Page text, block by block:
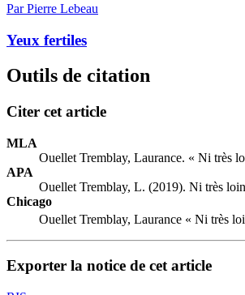
Par Pierre Lebeau
Yeux fertiles
Outils de citation
Citer cet article
MLA
Ouellet Tremblay, Laurance. « Ni très
APA
Ouellet Tremblay, L. (2019). Ni très
Chicago
Ouellet Tremblay, Laurance « Ni très
Exporter la notice de cet article